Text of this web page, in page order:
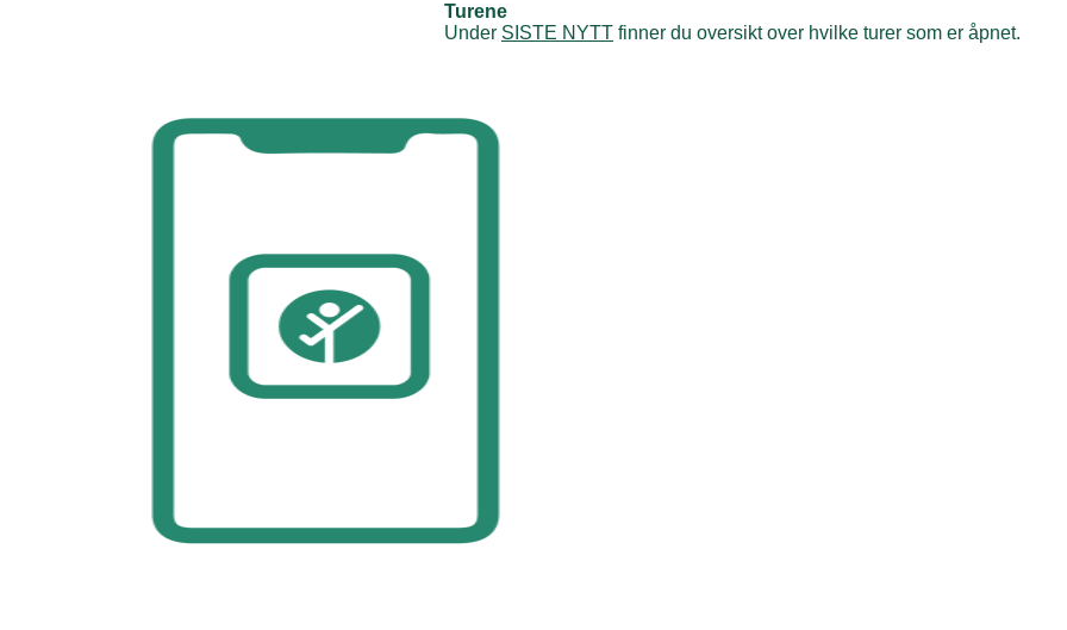
Turene
Under SISTE NYTT finner du oversikt over hvilke turer som er åpnet.